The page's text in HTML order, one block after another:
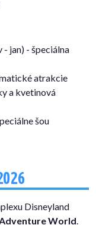
- jan) - špeciálna
atrakcie
a kvetinová
šou
Disneyland
World.